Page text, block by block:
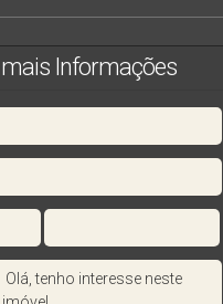
mais Informações